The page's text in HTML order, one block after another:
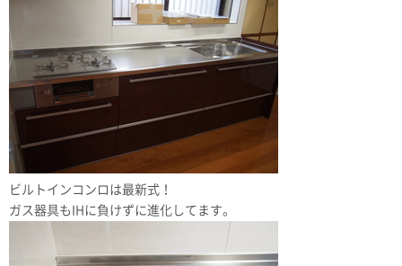
ビルトインコンロは最新式！
ガス器具もIHに負けずに進化してます。